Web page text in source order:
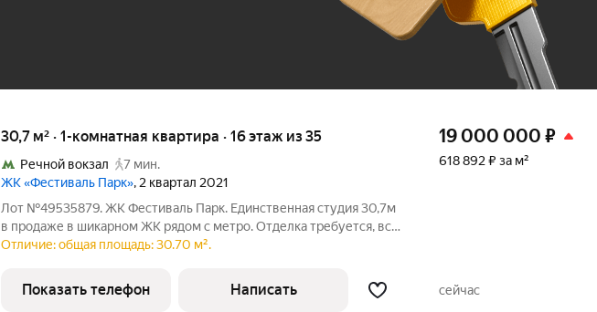
30,7 м² · 1-комнатная квартира · 16 этаж из 35
Речной вокзал
7 мин.
ЖК «Фестиваль Парк», 2 квартал 2021
Лот №49535879. ЖК Фестиваль Парк. Единственная студия 30,7м
в продаже в шикарном ЖК рядом с метро. Отделка требуется, всё
сделаете под свой вкус. Квартира угловая, два окна - много света
19 000 000 ₽
618 892 ₽ за м²
Отличие: общая площадь: 30.70 м².
Показать телефон Написать сейчас